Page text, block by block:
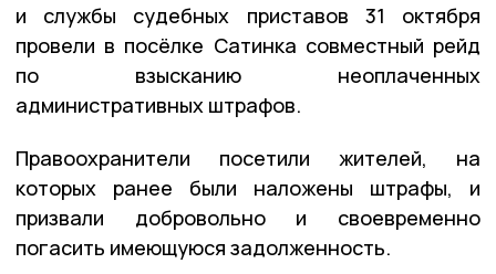
и службы судебных приставов 31 октября
провели в посёлке Сатинка совместный рейд
по взысканию неоплаченных
административных штрафов.
Правоохранители посетили жителей, на
которых ранее были наложены штрафы, и
призвали добровольно и своевременно
погасить имеющуюся задолженность.